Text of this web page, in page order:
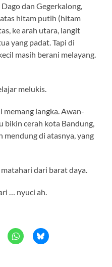
dan Gegerkalong,
hitam putih (hitam
ke arah utara, langit
yang padat. Tapi di
masih berani melayang.
melukis.
memang langka. Awan-
bikin cerah kota Bandung,
mendung di atasnya, yang
dari barat daya.
… nyuci ah.